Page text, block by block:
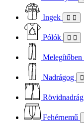
Ingek
Pólók
Melegítőben
Nadrágog
Rövidnadrág
Fehérnemű